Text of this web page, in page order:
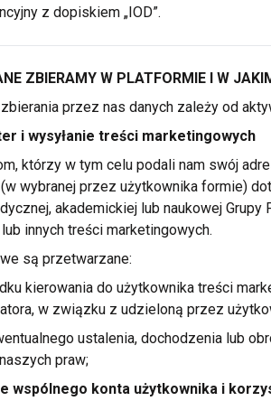
z dopiskiem„IOD”.
ZBIERAMY W PLATFORMIE I W
przez nas danych zależy od
i wysyłanie treści marketingowych
którzy w tymcelu podali nam swój
wybranej przez użytkownika formie)
akademickiej lub naukowej Grupy
innych treści marketingowych.
są przetwarzane:
kierowania do użytkownika treści
w związku z udzieloną przez
ustalenia, dochodzenia lub
praw;
wspólnego konta użytkownika i